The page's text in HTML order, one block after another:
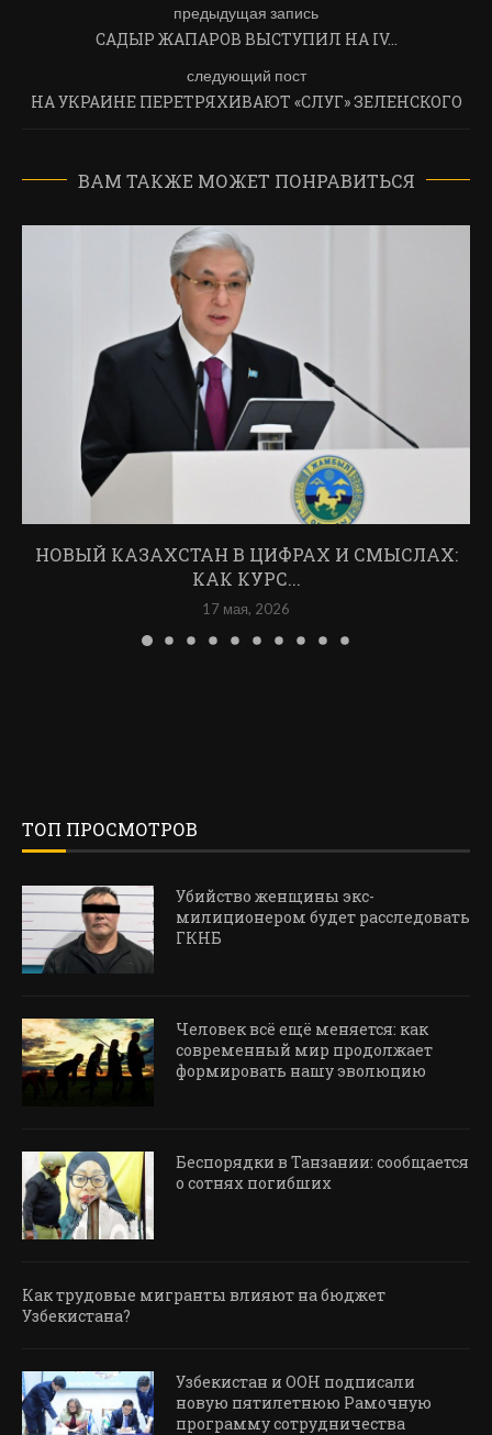
предыдущая запись
САДЫР ЖАПАРОВ ВЫСТУПИЛ НА IV…
следующий пост
НА УКРАИНЕ ПЕРЕТРЯХИВАЮТ «СЛУГ» ЗЕЛЕНСКОГО
ВАМ ТАКЖЕ МОЖЕТ ПОНРАВИТЬСЯ
НОВЫЙ КАЗАХСТАН В ЦИФРАХ И СМЫСЛАХ:
КАК КУРС...
17 мая, 2026
ТОП ПРОСМОТРОВ
Убийство женщины экс-
милиционером будет расследовать
ГКНБ
Человек всё ещё меняется: как
современный мир продолжает
формировать нашу эволюцию
Беспорядки в Танзании: сообщается
о сотнях погибших
Как трудовые мигранты влияют на бюджет
Узбекистана?
Узбекистан и ООН подписали
новую пятилетнюю Рамочную
программу сотрудничества